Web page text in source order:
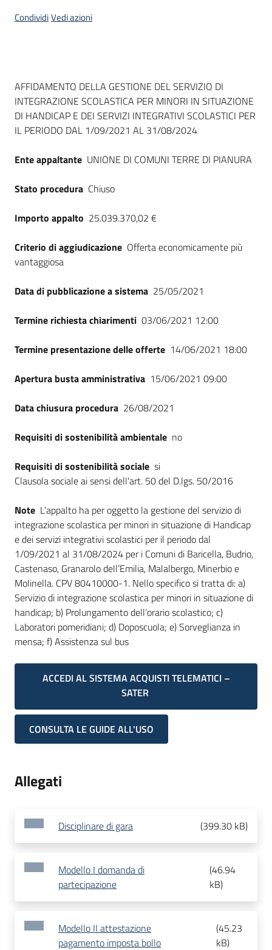
CondividiVedi azioni
Dati del bando
AFFIDAMENTO DELLA GESTIONE DEL SERVIZIO DI
INTEGRAZIONE SCOLASTICA PER MINORI IN SITUAZIONE
DI HANDICAP E DEI SERVIZI INTEGRATIVI SCOLASTICI PER
IL PERIODO DAL 1/09/2021 AL 31/08/2024
Ente appaltante UNIONE DI COMUNI TERRE DI PIANURA
Stato procedura Chiuso
Importo appalto 25.039.370,02 €
Criterio di aggiudicazione Offerta economicamente più
vantaggiosa
Data di pubblicazione a sistema 25/05/2021
Termine richiesta chiarimenti 03/06/2021 12:00
Termine presentazione delle offerte 14/06/2021 18:00
Apertura busta amministrativa 15/06/2021 09:00
Data chiusura procedura 26/08/2021
Requisiti di sostenibilità ambientale no
Requisiti di sostenibilità sociale si
Clausola sociale ai sensi dell'art. 50 del D.lgs. 50/2016
Note L'appalto ha per oggetto la gestione del servizio di
integrazione scolastica per minori in situazione di Handicap
e dei servizi integrativi scolastici per il periodo dal
1/09/2021 al 31/08/2024 per i Comuni di Baricella, Budrio,
Castenaso, Granarolo dell’Emilia, Malalbergo, Minerbio e
Molinella. CPV 80410000-1. Nello specifico si tratta di: a)
Servizio di integrazione scolastica per minori in situazione di
handicap; b) Prolungamento dell’orario scolastico; c)
Laboratori pomeridiani; d) Doposcuola; e) Sorveglianza in
mensa; f) Assistenza sul bus
ACCEDI AL SISTEMA ACQUISTI TELEMATICI –
SATER
CONSULTA LE GUIDE ALL'USO
Allegati
Disciplinare di gara (399.30 kB)
Modello I domanda di
partecipazione
(46.94
kB)
Modello II attestazione
pagamento imposta bollo
(45.23
kB)